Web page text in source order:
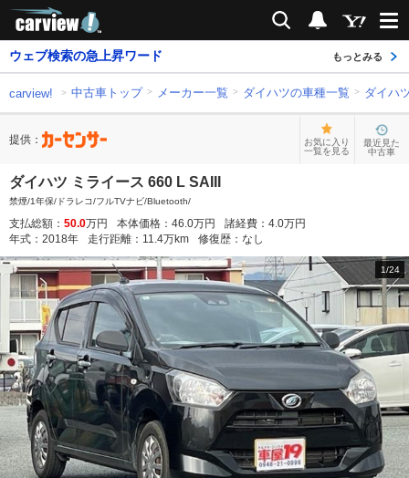
検索 通知
ウェブ検索の急上昇ワード もっとみる
carview! 中古車トップ メーカー一覧 ダイハツの車種一覧 ダイハ
提供：
お気に入り
一覧を見る
最近見た
中古車
ダイハツ ミライース 660 L SAIII
禁煙/1年保/ドラレコ/フルTVナビ/Bluetooth/
支払総額： 50.0万円 本体価格： 46.0万円 諸経費： 4.0万円
年式： 2018年 走行距離： 11.4万km 修復歴： なし
1/24